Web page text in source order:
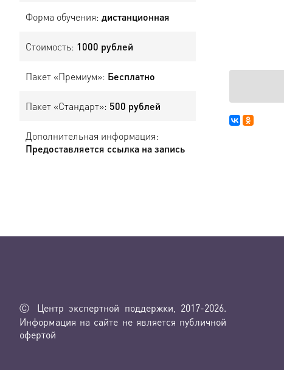
Форма обучения: дистанционная
Стоимость: 1000 рублей
Пакет «Премиум»: Бесплатно
Пакет «Стандарт»: 500 рублей
Дополнительная информация:
Предоставляется ссылка на запись
Ⓒ Центр экспертной поддержки, 2017-2026.
Информация на сайте не является публичной
офертой